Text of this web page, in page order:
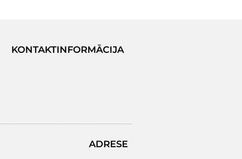
KONTAKTINFORMĀCIJA
ADRESE